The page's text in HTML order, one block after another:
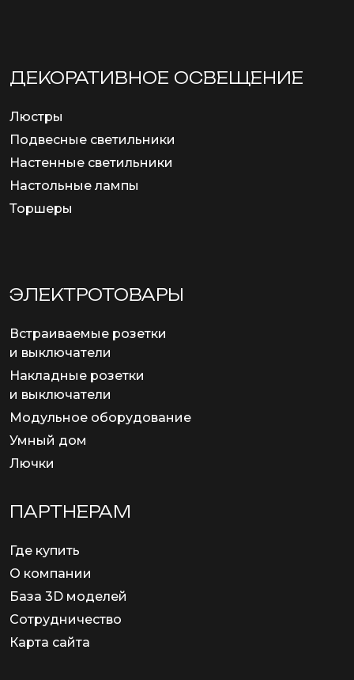
ДЕКОРАТИВНОЕ ОСВЕЩЕНИЕ
Люстры
Подвесные светильники
Настенные светильники
Настольные лампы
Торшеры
ЭЛЕКТРОТОВАРЫ
Встраиваемые розетки
и выключатели
Накладные розетки
и выключатели
Модульное оборудование
Умный дом
Лючки
ПАРТНЕРАМ
Где купить
О компании
База 3D моделей
Сотрудничество
Карта сайта